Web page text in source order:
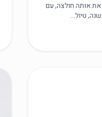
את אותה חולצה, עם
טיול…